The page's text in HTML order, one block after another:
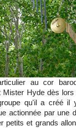
au cor
Mister Hyde dès
qu'il a créé
actionnée par une
petits et grands